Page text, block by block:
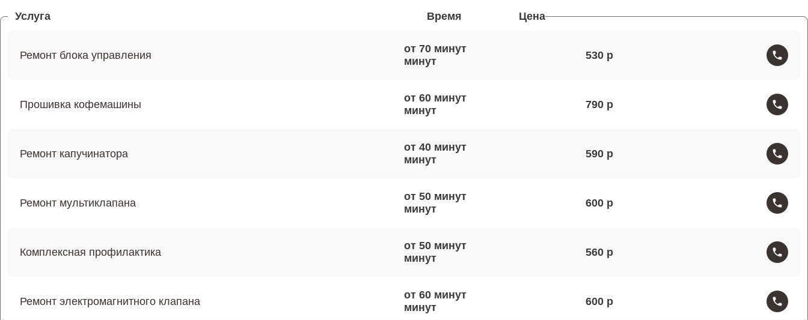
Услуга Время Цена
Ремонт блока управления
от 70 минут
530
Прошивка кофемашины
от 60 минут
790
Ремонт капучинатора
от 40 минут
590
Ремонт мультиклапана
от 50 минут
600
Комплексная профилактика
от 50 минут
560
Ремонт электромагнитного клапана
от 60 минут
600